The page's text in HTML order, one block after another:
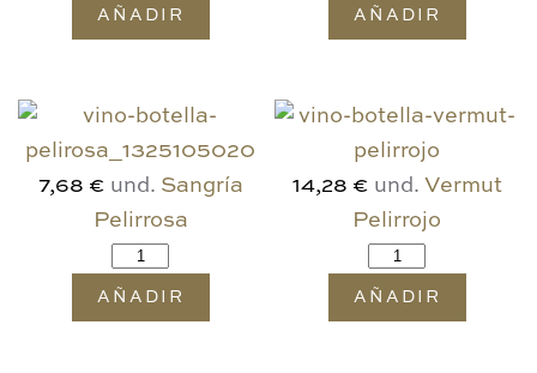
AÑADIR AÑADIR
7,68 € und. Sangría
Pelirrosa
AÑADIR
14,28 € und. Vermut
Pelirrojo
AÑADIR